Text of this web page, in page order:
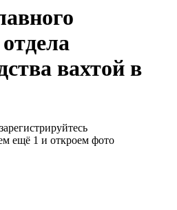
вахтой в
ещё 1 и откроем фото